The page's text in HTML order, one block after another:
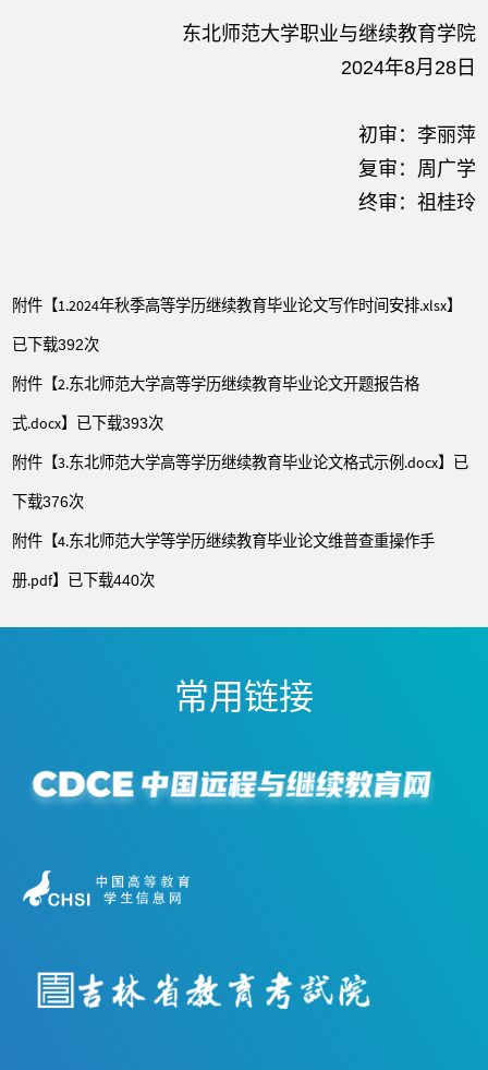
东北师范大学职业与继续教育学院
2024年8月28日
初审：李丽萍
复审：周广学
终审：祖桂玲
附件【1.2024年秋季高等学历继续教育毕业论文写作时间安排.xlsx】
已下载392次
附件【2.东北师范大学高等学历继续教育毕业论文开题报告格
式.docx】已下载393次
附件【3.东北师范大学高等学历继续教育毕业论文格式示例.docx】已
下载376次
附件【4.东北师范大学等学历继续教育毕业论文维普查重操作手
册.pdf】已下载440次
常用链接